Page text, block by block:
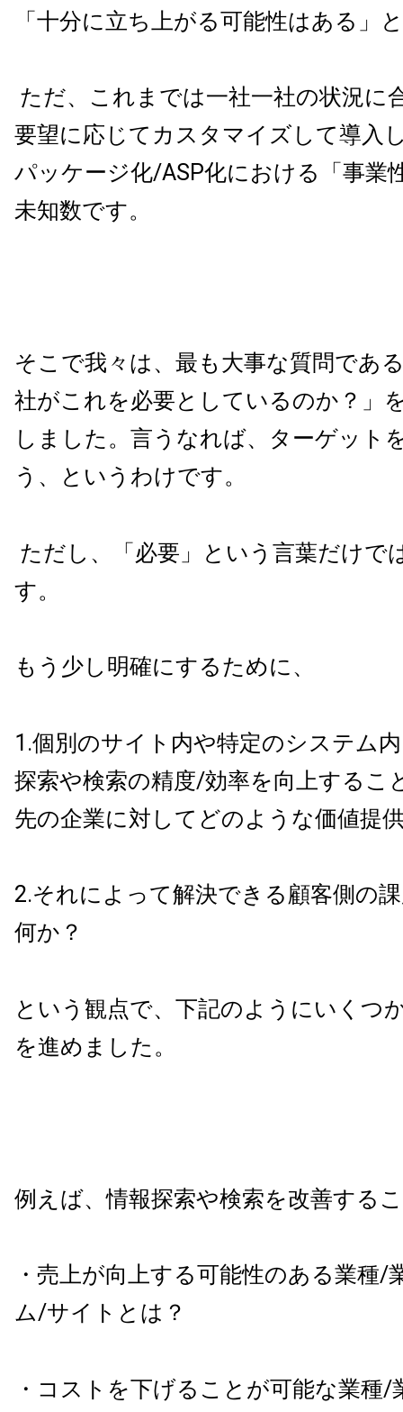
「十分に立ち上がる可能性はある」
ただ、これまでは一社一社の状況に
要望に応じてカスタマイズして導入
パッケージ化/ASP化における「事業
未知数です。
そこで我々は、最も大事な質問であ
社がこれを必要としているのか？」
しました。言うなれば、ターゲット
う、というわけです。
ただし、「必要」という言葉だけで
す。
もう少し明確にするために、
1.個別のサイト内や特定のシステム
探索や検索の精度/効率を向上するこ
先の企業に対してどのような価値提
2.それによって解決できる顧客側の
何か？
という観点で、下記のようにいくつ
を進めました。
例えば、情報探索や検索を改善する
・売上が向上する可能性のある業種/
ム/サイトとは？
・コストを下げることが可能な業種/